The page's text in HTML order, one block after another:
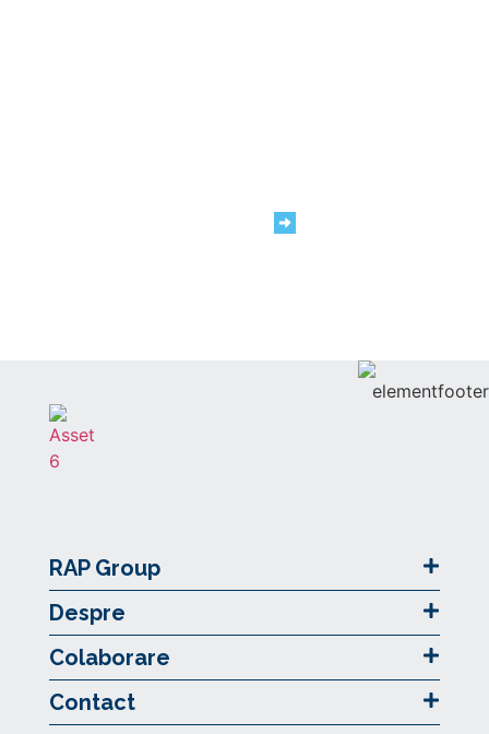
RAP Group
Despre
Colaborare
Contact